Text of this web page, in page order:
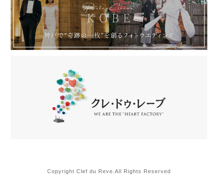
Copyright Clef du Reve.All Rights Reserved